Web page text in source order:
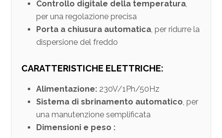
Controllo digitale della temperatura
per una regolazione precisa
Porta a chiusura automatica , per ridurre la
dispersione del freddo
CARATTERISTICHE ELETTRICHE:
Alimentazione: 230V/1Ph/50Hz
Sistema di sbrinamento automatico , per
una manutenzione semplificata
Dimensioni e peso :